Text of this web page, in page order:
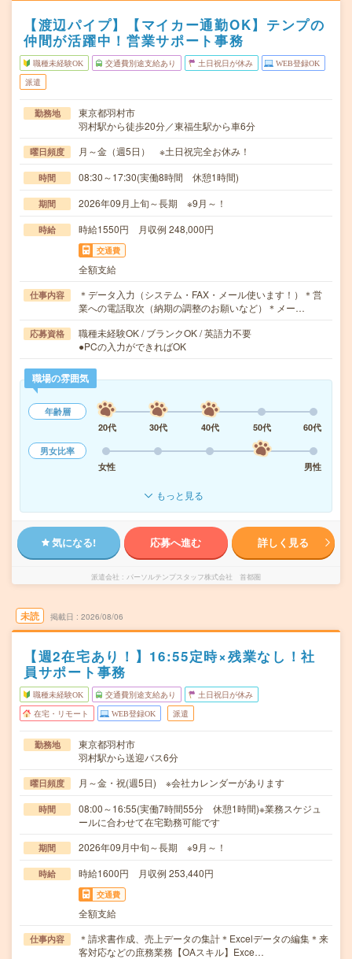
【渡辺パイプ】【マイカー通勤OK】テンプの
仲間が活躍中！営業サポート事務
職種未経験OK 交通費別途支給あり 土日祝日が休み WEB登録OK
派遣
勤務地
東京都羽村市
羽村駅から徒歩20分／東福生駅から車6分
曜日頻度 月～金（週5日） ※土日祝完全お休み！
時間 08:30～17:30(実働8時間 休憩1時間)
期間 2026年09月上旬～長期 ※9月～！
時給 時給1550円 月収例 248,000円
交通費
全額支給
仕事内容
＊データ入力（システム・FAX・メール使います！）＊営
業への電話取次（納期の調整のお願いなど）＊メー…
応募資格
職種未経験OK / ブランクOK / 英語力不要
●PCの入力ができればOK
職場の雰囲気
年齢層
20代
30代 40代 50代
60代
男女比率
女性
男性
もっと見る
気になる! 応募へ進む 詳しく見る
派遣会社 パーソルテンプスタッフ株式会社 首都圏
未読 掲載日 2026/08/06
【週2在宅あり！】16:55定時×残業なし！社
員サポート事務
職種未経験OK 交通費別途支給あり 土日祝日が休み
在宅・リモート WEB登録OK 派遣
勤務地
東京都羽村市
羽村駅から送迎バス6分
曜日頻度 月～金・祝(週5日) ※会社カレンダーがあります
時間
08:00～16:55(実働7時間55分 休憩1時間)※業務スケジュ
ールに合わせて在宅勤務可能です
期間 2026年09月中旬～長期 ※9月～！
時給 時給1600円 月収例 253,440円
交通費
全額支給
仕事内容
＊請求書作成、売上データの集計＊Excelデータの編集＊来
客対応などの庶務業務【OAスキル】Exce…